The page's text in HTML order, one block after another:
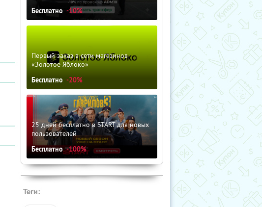
Бесплатно -10%
Первый заказ в сети магазинов
«Золотое Яблоко»
Бесплатно -20%
25 дней бесплатно в START для новых
пользователей
Бесплатно -100%
Теги: